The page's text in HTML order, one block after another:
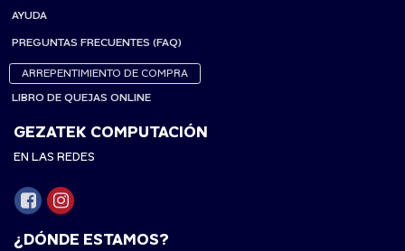
AYUDA
PREGUNTAS FRECUENTES (FAQ)
ARREPENTIMIENTO DE COMPRA
LIBRO DE QUEJAS ONLINE
GEZATEK COMPUTACIÓN
EN LAS REDES
¿DÓNDE ESTAMOS?